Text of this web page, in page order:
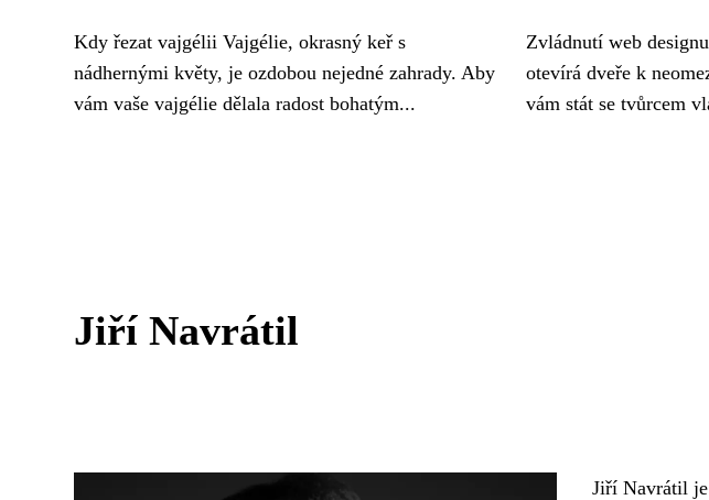
Kdy řezat vajgélii Vajgélie, okrasný keř s
nádhernými květy, je ozdobou nejedné zahrady. Aby
vám vaše vajgélie dělala radost bohatým...
Zvládnutí web
otevírá dveře k
vám stát se tvůrcem
Jiří Navrátil
Jiří Navrátil je